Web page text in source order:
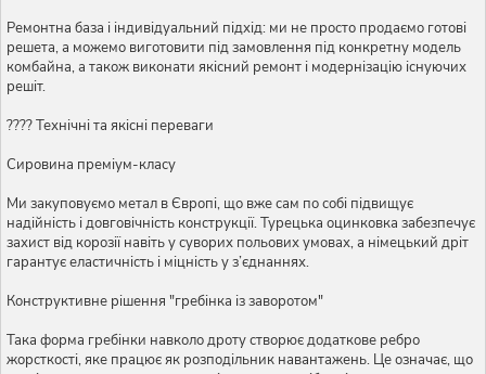
Ремонтна база і індивідуальний підхід: ми не просто продаємо готові
решета, а можемо виготовити під замовлення під конкретну модель
комбайна, а також виконати якісний ремонт і модернізацію існуючих
решіт.
???? Технічні та якісні переваги
Сировина преміум-класу
Ми закуповуємо метал в Європі, що вже сам по собі підвищує
надійність і довговічність конструкції. Турецька оцинковка забезпечує
захист від корозії навіть у суворих польових умовах, а німецький дріт
гарантує еластичність і міцність у з’єднаннях.
Конструктивне рішення "гребінка із заворотом"
Така форма гребінки навколо дроту створює додаткове ребро
жорсткості, яке працює як розподільник навантажень. Це означає, що